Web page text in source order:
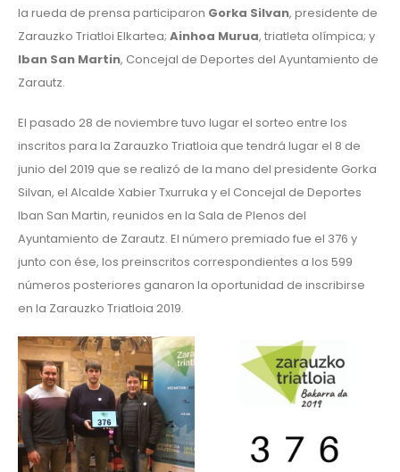
la rueda de prensa participaron Gorka Silvan, presidente de
Zarauzko Triatloi Elkartea; Ainhoa Murua, triatleta olímpica; y
Iban San Martin, Concejal de Deportes del Ayuntamiento de
Zarautz.
El pasado 28 de noviembre tuvo lugar el sorteo entre los
inscritos para la Zarauzko Triatloia que tendrá lugar el 8 de
junio del 2019 que se realizó de la mano del presidente Gorka
Silvan, el Alcalde Xabier Txurruka y el Concejal de Deportes
Iban San Martin, reunidos en la Sala de Plenos del
Ayuntamiento de Zarautz. El número premiado fue el 376 y
junto con ése, los preinscritos correspondientes a los 599
números posteriores ganaron la oportunidad de inscribirse
en la Zarauzko Triatloia 2019.